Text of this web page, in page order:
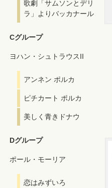
歌劇「サムソンとデリ
ラ」よりバッカナール
Cグループ
ヨハン・シュトラウスII
アンネン ポルカ
ピチカート ポルカ
美しく青きドナウ
Dグループ
ポール・モーリア
恋はみずいろ